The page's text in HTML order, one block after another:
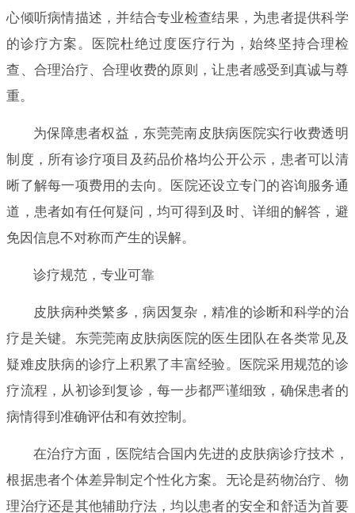
心倾听病情描述，并结合专业检查结果，为患者提供科学
的诊疗方案。医院杜绝过度医疗行为，始终坚持合理检
查、合理治疗、合理收费的原则，让患者感受到真诚与尊
重。
为保障患者权益，东莞莞南皮肤病医院实行收费透明
制度，所有诊疗项目及药品价格均公开公示，患者可以清
晰了解每一项费用的去向。医院还设立专门的咨询服务通
道，患者如有任何疑问，均可得到及时、详细的解答，避
免因信息不对称而产生的误解。
诊疗规范，专业可靠
皮肤病种类繁多，病因复杂，精准的诊断和科学的治
疗是关键。东莞莞南皮肤病医院的医生团队在各类常见及
疑难皮肤病的诊疗上积累了丰富经验。医院采用规范的诊
疗流程，从初诊到复诊，每一步都严谨细致，确保患者的
病情得到准确评估和有效控制。
在治疗方面，医院结合国内先进的皮肤病诊疗技术，
根据患者个体差异制定个性化方案。无论是药物治疗、物
理治疗还是其他辅助疗法，均以患者的安全和舒适为首要